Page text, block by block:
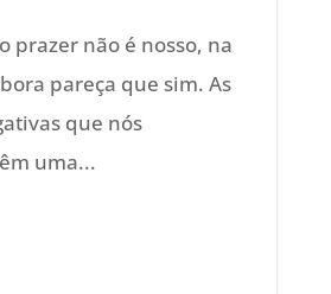
prazer não é nosso, na
pareça que sim. As
que nós
uma...